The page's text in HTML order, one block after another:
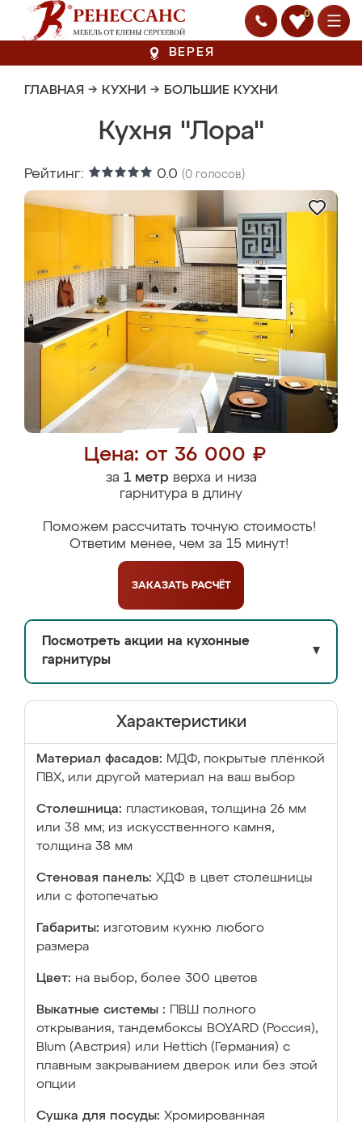
0
ВЕРЕЯ
ГЛАВНАЯ → КУХНИ → БОЛЬШИЕ КУХНИ
Кухня "Лора"
Рейтинг: 0.0 (0 голосов)
Цена: от 36 000 ₽
за 1 метрверха и низа
гарнитура в длину
Поможем рассчитать точную стоимость!
Ответим менее, чем за 15 минут!
ЗАКАЗАТЬ РАСЧЁТ
Посмотреть акции на кухонные
гарнитуры
▼
Характеристики
Материал фасадов: МДФ, покрытые плёнкой
ПВХ, или другой материал на ваш выбор
Столешница: пластиковая, толщина 26 мм
или 38 мм; из искусственного камня,
толщина 38 мм
Стеновая панель: ХДФ в цвет столешницы
или с фотопечатью
Габариты: изготовим кухню любого
размера
Цвет: на выбор, более 300 цветов
Выкатные системы :
ПВШ полного
открывания, тандембоксы BOYARD (Россия),
Blum (Австрия) или Hettich (Германия) с
плавным закрыванием дверок или без этой
опции
Сушка для посуды: Хромированная